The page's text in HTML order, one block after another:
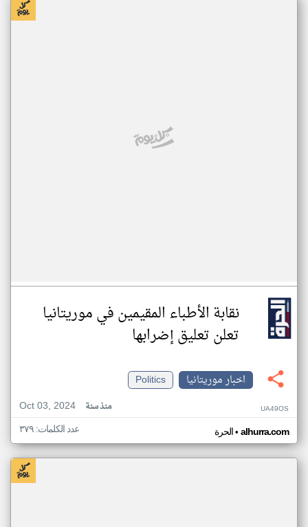
نقابة الأطباء المقيمين في موريتانيا
تعلن تعليق إضرابها
اخبار موريتانيا
Politics
Oct 03, 2024
منذ سنة UA49OS
الحرة• alhurra.com عدد الكلمات: ٣٧٩